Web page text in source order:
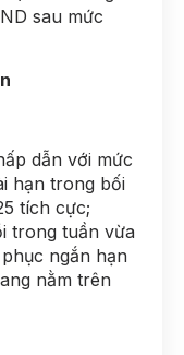
sau mức
dẫn với mức
hạn trong bối
tích cực;
trong tuần vừa
ngắn hạn
nằm trên